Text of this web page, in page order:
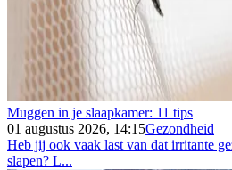
Muggen in je slaapkamer: 11 tips
01 augustus 2026, 14:15Gezondheid
Heb jij ook vaak last van dat irritante
slapen? L...